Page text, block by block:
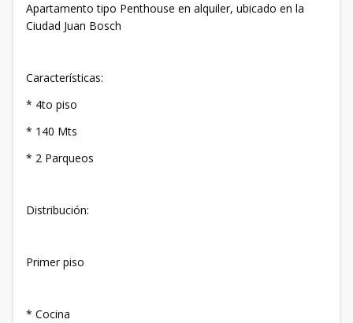
Apartamento tipo Penthouse en alquiler, ubicado en la
Ciudad Juan Bosch
Características:
* 4to piso
* ⁠140 Mts
* ⁠2 Parqueos
Distribución:
Primer piso
* ⁠Cocina